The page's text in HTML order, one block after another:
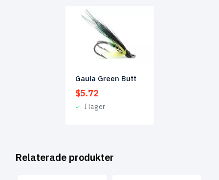
Gaula Green Butt
$5.72
I lager
Relaterade produkter